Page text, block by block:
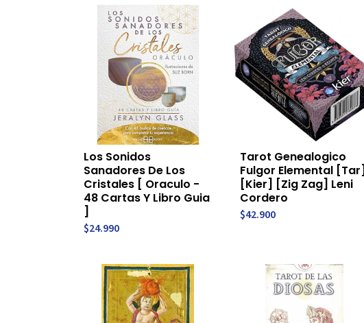
Los Sonidos
Sanadores De Los
Cristales [ Oraculo -
48 Cartas Y Libro Guia
]
$24.990
Tarot Genealogico
Fulgor Elemental [Tar]
[Kier] [Zig Zag] Leni
Cordero
$42.900